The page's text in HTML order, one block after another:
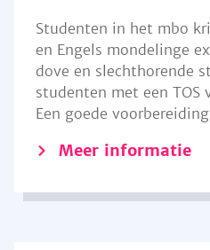
Studenten in het mbo
en Engels mondelinge
dove en slechthorende
studenten met een TOS
Een goede
Meer informatie